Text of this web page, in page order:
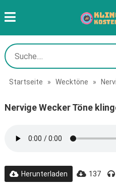
Startseite » Wecktöne »
Nervige Wecker Töne
Herunterladen 137